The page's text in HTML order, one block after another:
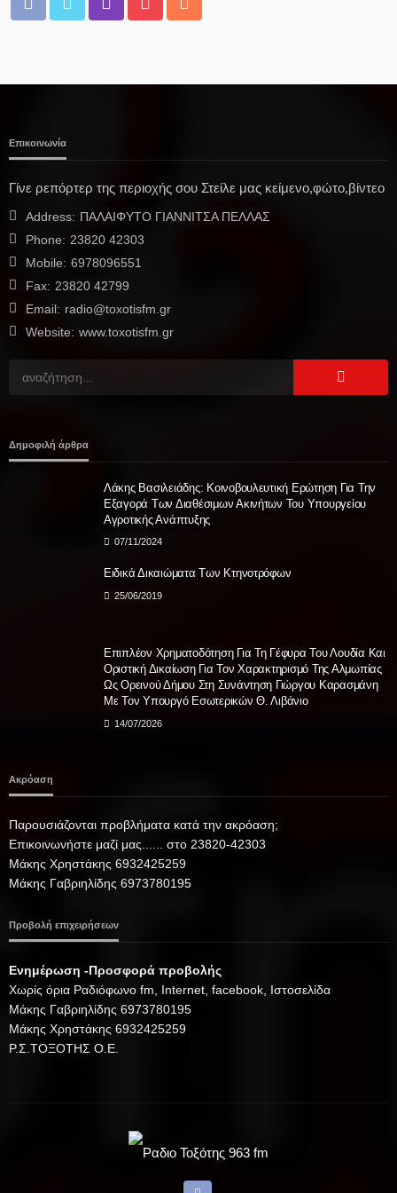
Δ. ΣΚΎΔΡΑΣ
Δήλωση της Δημάρχου Σκύδρας Κατερίνας Ιγνατιάδου με
ΝΙΚΗ για μεταναστευτικό: Απαιτείται αποτροπή, όχι
Επικοινωνία
Γίνε ρεπόρτερ της περιοχής σου Στείλε μας κείμενο,φώτο,βίντεο
Address: ΠΑΛΑΙΦΥΤΟ ΓΙΑΝΝΙΤΣΑ ΠΕΛΛΑΣ
Phone: 23820 42303
Mobile: 6978096551
Fax: 23820 42799
Email: radio@toxotisfm.gr
Website: www.toxotisfm.gr
Δημοφιλή άρθρα
Λάκης Βασιλειάδης: Κοινοβουλευτική Ερώτηση Για Την
Εξαγορά Των Διαθέσιμων Ακινήτων Του Υπουργείου
Αγροτικής Ανάπτυξης
07/11/2024
Ειδικά Δικαιώματα Των Κτηνοτρόφων
25/06/2019
Επιπλέον Χρηματοδότηση Για Τη Γέφυρα Του Λουδία Και
Οριστική Δικαίωση Για Τον Χαρακτηρισμό Της Αλμωπίας
Ως Ορεινού Δήμου Στη Συνάντηση Γιώργου Καρασμάνη
Με Τον Υπουργό Εσωτερικών Θ. Λιβάνιο
14/07/2026
Ακρόαση
Παρουσιάζονται προβλήματα κατά την ακρόαση;
Επικοινωνήστε μαζί μας...... στο 23820-42303
Μάκης Χρηστάκης 6932425259
Μάκης Γαβριηλίδης 6973780195
Προβολή επιχειρήσεων
Ενημέρωση -Προσφορά προβολής
Xωρίς όρια Ραδιόφωνο fm, Internet, facebook, Ιστοσελίδα
Μάκης Γαβριηλίδης 6973780195
Μάκης Χρηστάκης 6932425259
Ρ.Σ.ΤΟΞΟΤΗΣ Ο.Ε.